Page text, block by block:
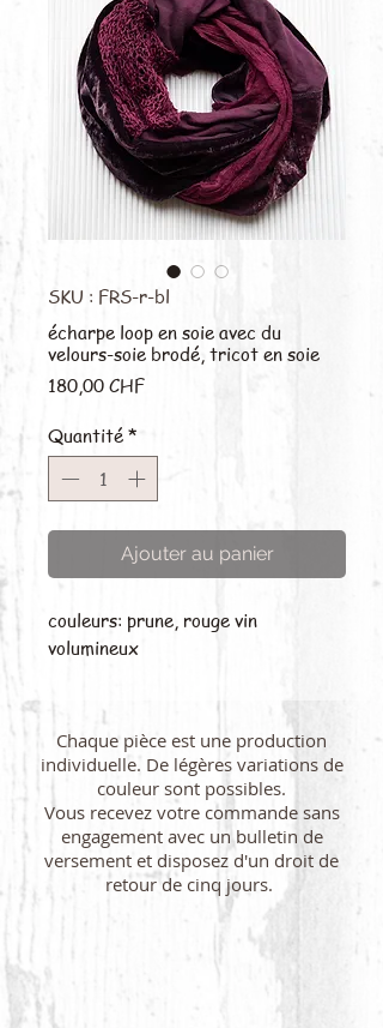
SKU : FRS-r-bl
écharpe loop en soie avec du
velours-soie brodé, tricot en soie
180,00 CHFPrix
Quantité *
Ajouter au panier
couleurs: prune, rouge vin
volumineux
Chaque pièce est une production
individuelle. De légères variations de
couleur sont possibles.
Vous recevez votre commande sans
engagement avec un bulletin de
versement et disposez d'un droit de
retour de cinq jours.